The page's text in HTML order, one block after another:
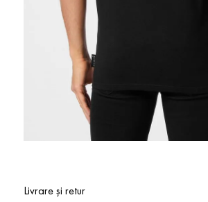
Livrare și retur